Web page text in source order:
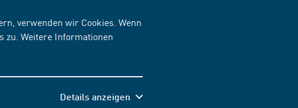
verwenden wir Cookies. Wenn
zu. Weitere Informationen
Details anzeigen